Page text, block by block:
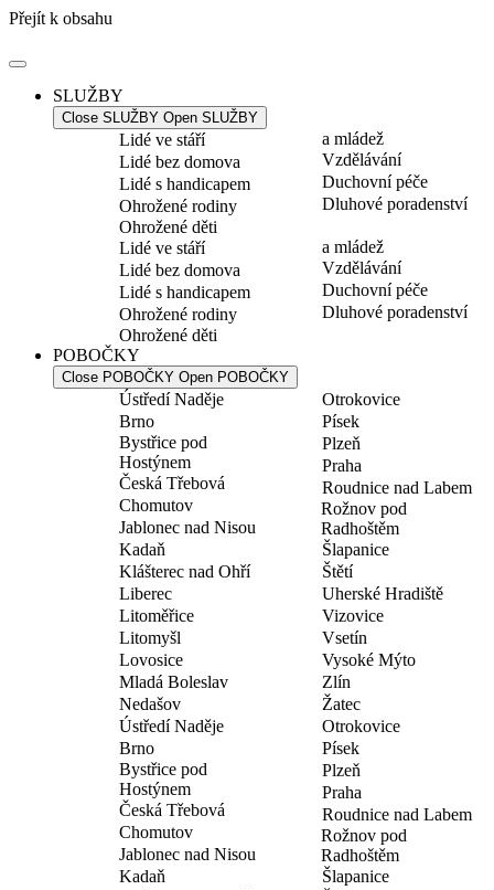
Přejít k obsahu
SLUŽBY
Close SLUŽBY Open SLUŽBY
Lidé ve stáří
Lidé bez domova
Lidé s handicapem
Ohrožené rodiny
Ohrožené děti
a mládež
Vzdělávání
Duchovní péče
Dluhové poradenství
Lidé ve stáří
Lidé bez domova
Lidé s handicapem
Ohrožené rodiny
Ohrožené děti
a mládež
Vzdělávání
Duchovní péče
Dluhové poradenství
POBOČKY
Close POBOČKY Open POBOČKY
Ústředí Naděje
Brno
Bystřice pod
Hostýnem
Česká Třebová
Chomutov
Jablonec nad Nisou
Kadaň
Klášterec nad Ohří
Liberec
Litoměřice
Litomyšl
Lovosice
Mladá Boleslav
Nedašov
Otrokovice
Písek
Plzeň
Praha
Roudnice nad Labem
Rožnov pod
Radhoštěm
Šlapanice
Štětí
Uherské Hradiště
Vizovice
Vsetín
Vysoké Mýto
Zlín
Žatec
Ústředí Naděje
Brno
Bystřice pod
Hostýnem
Česká Třebová
Chomutov
Jablonec nad Nisou
Kadaň
Otrokovice
Písek
Plzeň
Praha
Roudnice nad Labem
Rožnov pod
Radhoštěm
Šlapanice